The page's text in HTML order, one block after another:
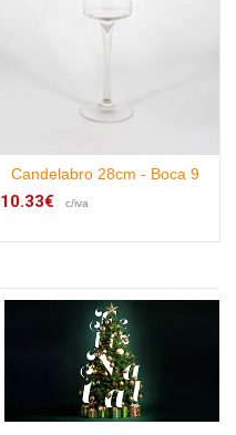
Candelabro 28cm - Boca 9
10.33€ c/iva